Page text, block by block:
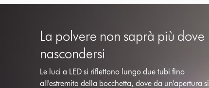
La polvere non saprà più dove
nascondersi
Le luci a LED si riflettono lungo due tubi fino
all'estremita della bocchetta, dove da un'apertura si